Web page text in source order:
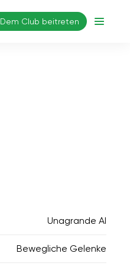
Dem Club beitreten
Unagrande AI
Bewegliche Gelenke